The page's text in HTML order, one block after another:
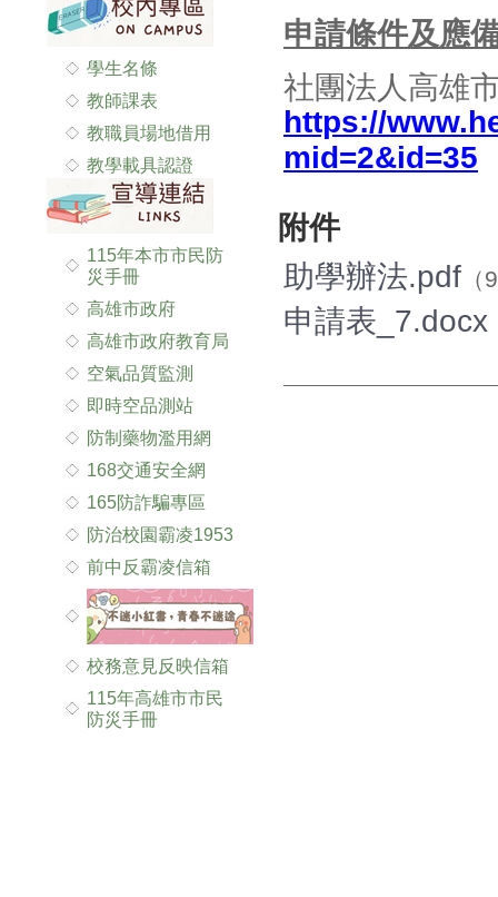
學生名條
教師課表
教職員場地借用
教學載具認證
115年本市市民防
災手冊
高雄市政府
高雄市政府教育局
空氣品質監測
即時空品測站
防制藥物濫用網
168交通安全網
165防詐騙專區
防治校園霸凌1953
前中反霸凌信箱
校務意見反映信箱
115年高雄市市民
防災手冊
申請條件及應
社團法人高雄
https://
mid=2&id=35
附件
助學辦法.pdf
申請表_7.docx